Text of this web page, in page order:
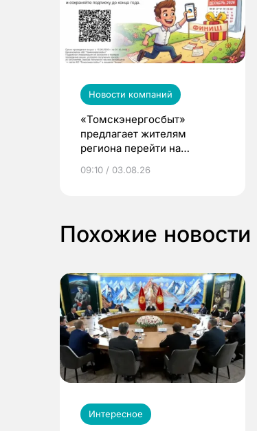
Новости компаний
«Томскэнергосбыт»
предлагает жителям
региона перейти на
выиграть призы
09:10 / 03.08.26
Похожие новости
Интересное